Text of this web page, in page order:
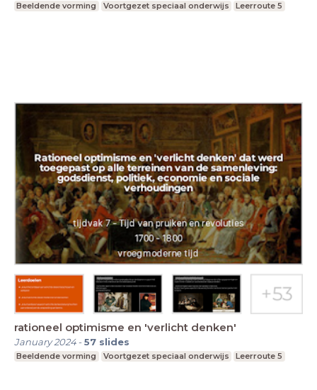
Beeldende vorming Voortgezet speciaal onderwijs Leerroute 5
rationeel optimisme en 'verlicht denken'
January 2024-57 slides
Beeldende vorming Voortgezet speciaal onderwijs Leerroute 5